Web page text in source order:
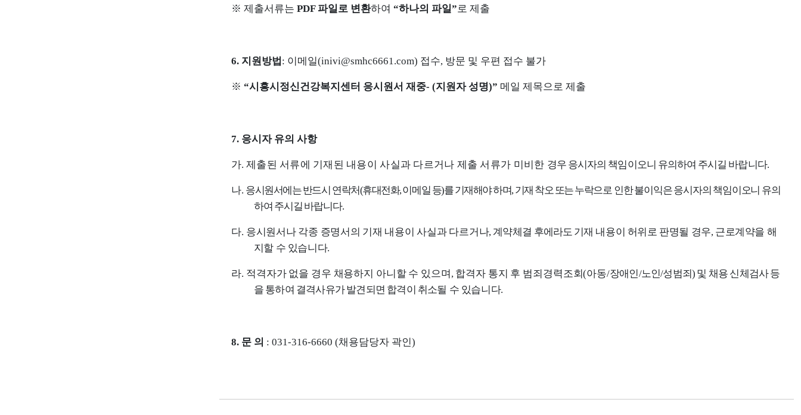
※ 제출서류는 PDF 파일로 변환하여 “하나의 파일”로 제출
6. 지원방법 : 이메일(inivi@smhc6661.com) 접수, 방문 및 우편 접수 불가
※ “시흥시정신건강복지센터 응시원서 재중- (지원자 성명)” 메일 제목으로 제출
7. 응시자 유의 사항
가. 제출된 서류에 기재된 내용이 사실과 다르거나 제출 서류가 미비한 경우 응시자의 책임이오니 유의하여 주시길 바랍니다.
나. 응시원서에는 반드시 연락처(휴대전화,이메일 등)를 기재해야 하며,기재 착오 또는 누락으로 인한 불이익은 응시자의 책임이오니 유의
하여 주시길 바랍니다.
다. 응시원서나 각종 증명서의 기재 내용이 사실과 다르거나, 계약체결 후에라도 기재 내용이 허위로 판명될 경우, 근로계약을 해
지할 수 있습니다.
라. 적격자가 없을 경우 채용하지 아니할 수 있으며 , 합격자 통지 후 범죄경력조회(아동/장애인/노인/성범죄) 및 채용 신체검사 등
을 통하여 결격사유가 발견되면 합격이 취소될 수 있습니다.
8. 문 의 : 031-316-6660 (채용담당자 곽인)